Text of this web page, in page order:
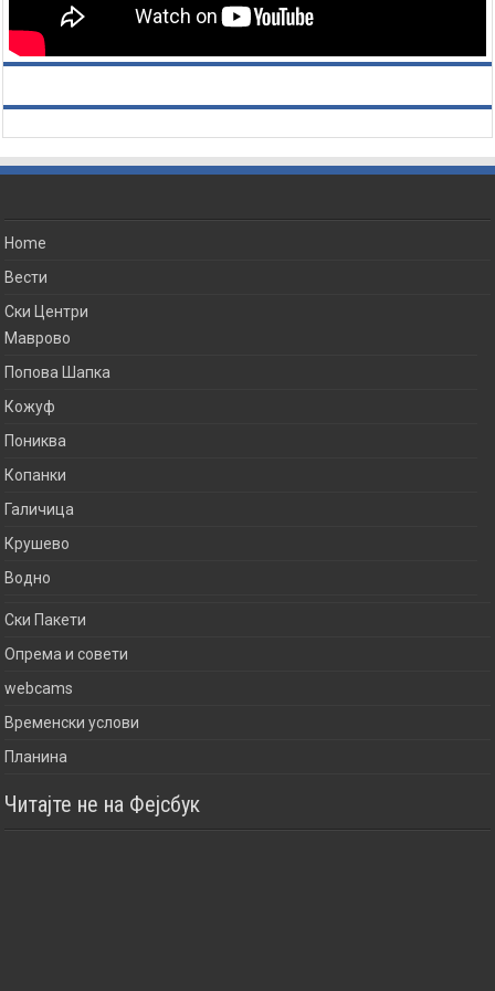
Home
Вести
Ски Центри
Маврово
Попова Шапка
Кожуф
Пониква
Копанки
Галичица
Крушево
Водно
Ски Пакети
Опрема и совети
webcams
Временски услови
Планина
Читајте не на Фејсбук